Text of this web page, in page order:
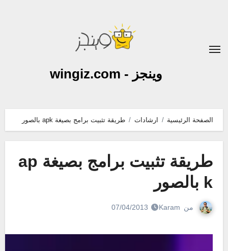
وينجز - wingiz.com
الصفحة الرئيسية ارشادات طريقة تثبيت برامج بصيغة apk بالصور
طريقة تثبيت برامج بصيغة ap
k بالصور
من Karam
07/04/2013